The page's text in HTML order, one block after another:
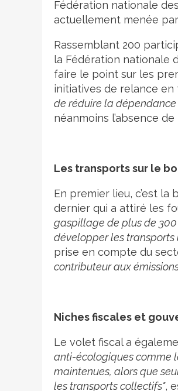
Fédération nationale
actuellement menée
Rassemblant 200
la Fédération nationale
faire le point sur les
initiatives de relance
de réduire la
néanmoins l’absence
Les transports sur le
En premier lieu, c’est
dernier qui a attiré les
gaspillage de plus de 300
développer les transports
prise en compte du
contributeur aux
Niches fiscales et
Le volet fiscal a
anti-écologiques comme
maintenues, alors que
les transports collectifs",